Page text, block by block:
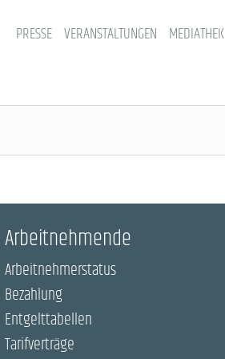
PRESSE VERANSTALTUNGEN MEDIATHEK
Arbeitnehmende
Arbeitnehmerstatus
Bezahlung
Entgelttabellen
Tarifverträge